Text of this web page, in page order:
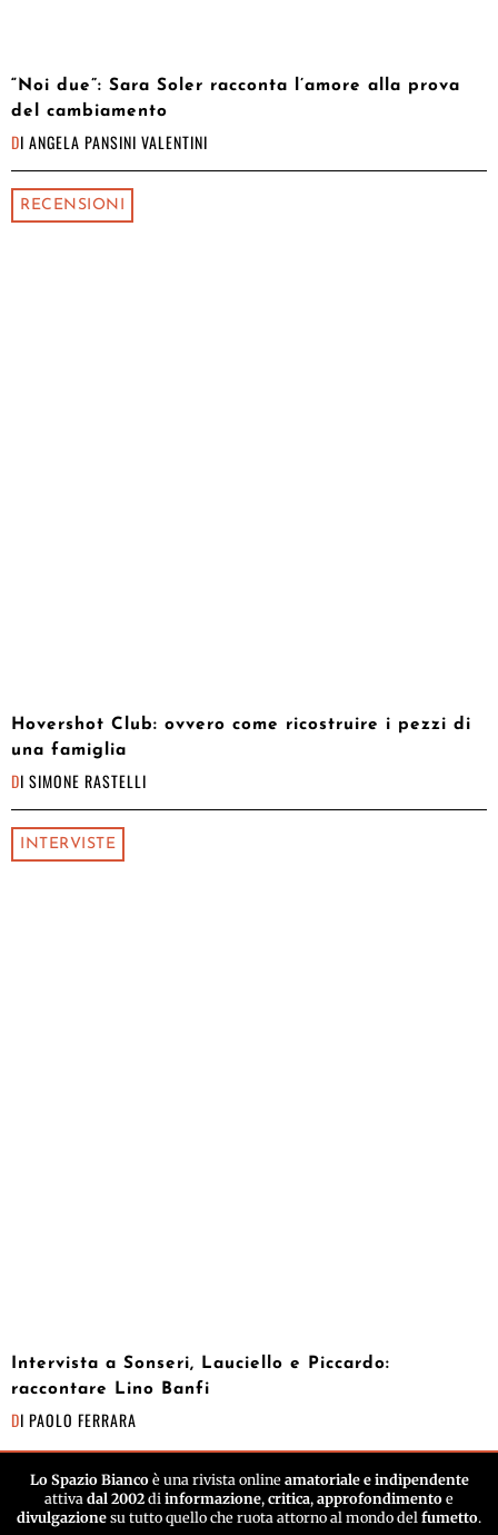
“Noi due”: Sara Soler racconta l’amore alla prova
del cambiamento
DI ANGELA PANSINI VALENTINI
RECENSIONI
Hovershot Club: ovvero come ricostruire i pezzi di
una famiglia
DI SIMONE RASTELLI
INTERVISTE
Intervista a Sonseri, Lauciello e Piccardo:
raccontare Lino Banfi
DI PAOLO FERRARA
Lo Spazio Biancoè una rivista online amatoriale e indipendente
attiva dal 2002 di informazione, critica, approfondimento e
divulgazione su tutto quello che ruota attorno al mondo del fumetto.